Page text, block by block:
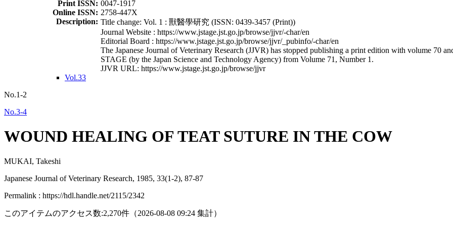
Print ISSN: 0047-1917
Online ISSN: 2758-447X
Description: Title change: Vol. 1 : 獸醫學研究 (ISSN: 0439-3457 (Print))
Journal Website : https://www.jstage.jst.go.jp/browse/jjvr/-char/en
Editorial Board : https://www.jstage.jst.go.jp/browse/jjvr/_pubinfo/-char/en
The Japanese Journal of Veterinary Research (JJVR) has stopped publishing a print edition with volume 70
STAGE (by the Japan Science and Technology Agency) from Volume 71, Number 1.
JJVR URL: https://www.jstage.jst.go.jp/browse/jjvr
Vol.33
No.1-2
No.3-4
WOUND HEALING OF TEAT SUTURE IN THE COW
MUKAI, Takeshi
Japanese Journal of Veterinary Research, 1985, 33(1-2), 87-87
Permalink : https://hdl.handle.net/2115/2342
このアイテムのアクセス数:2,270件 （2026-08-08 09:24 集計）